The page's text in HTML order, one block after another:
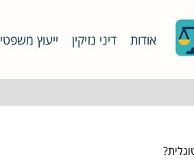
אודות דיני נזיקין ייעוץ משפטי